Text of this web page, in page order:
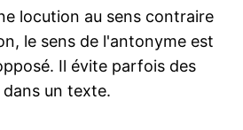
locution au sens contraire
le sens de l'antonyme est
Il évite parfois des
un texte.